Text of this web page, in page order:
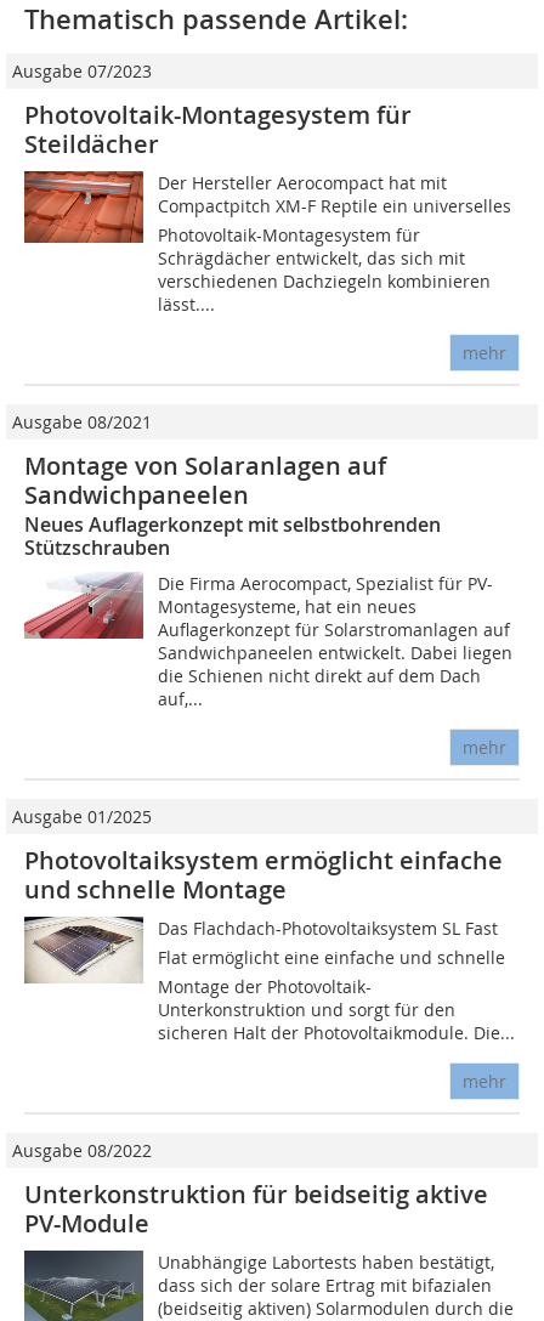
Thematisch passende Artikel:
Ausgabe 07/2023
Photovoltaik-Montagesystem für
Steildächer
Der Hersteller Aerocompact hat mit
Compactpitch XM-F Reptile ein universelles
Photovoltaik-Montagesystem für
Schrägdächer entwickelt, das sich mit
verschiedenen Dachziegeln kombinieren
lässt....
mehr
Ausgabe 08/2021
Montage von Solaranlagen auf
Sandwichpaneelen
Neues Auflagerkonzept mit selbstbohrenden
Stützschrauben
Die Firma Aerocompact, Spezialist für PV-
Montagesysteme, hat ein neues
Auflagerkonzept für Solarstromanlagen auf
Sandwichpaneelen entwickelt. Dabei liegen
die Schienen nicht direkt auf dem Dach
auf,...
mehr
Ausgabe 01/2025
Photovoltaiksystem ermöglicht einfache
und schnelle Montage
Das Flachdach-Photovoltaiksystem SL Fast
Flat ermöglicht eine einfache und schnelle
Montage der Photovoltaik-
Unterkonstruktion und sorgt für den
sicheren Halt der Photovoltaikmodule. Die...
mehr
Ausgabe 08/2022
Unterkonstruktion für beidseitig aktive
PV-Module
Unabhängige Labortests haben bestätigt,
dass sich der solare Ertrag mit bifazialen
(beidseitig aktiven) Solarmodulen durch die